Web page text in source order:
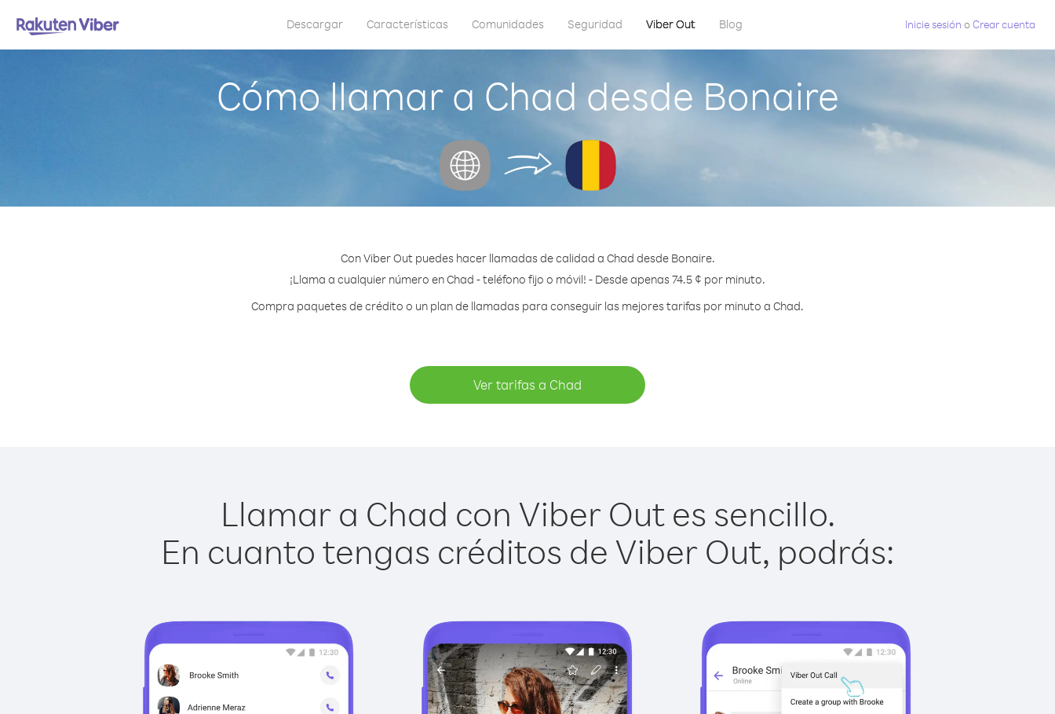
Descargar Características Comunidades Seguridad Viber Out Blog Inicie sesión oCrear cuenta
Cómo llamar a Chad desde Bonaire
Con Viber Out puedes hacer llamadas de calidad a Chad desde Bonaire.
¡Llama a cualquier número en Chad - teléfono fijo o móvil! - Desde apenas 74.5 ¢ por minuto.
Compra paquetes de crédito o un plan de llamadas para conseguir las mejores tarifas por minuto a Chad.
Ver tarifas a Chad
Llamar a Chad con Viber Out es sencillo.
En cuanto tengas créditos de Viber Out, podrás: